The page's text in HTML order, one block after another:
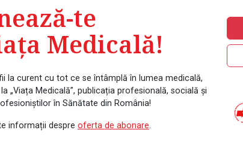
te
Medicală!
la curent cu tot ce se întâmplă în lumea medicală,
„Viața Medicală”, publicația profesională, socială și
în Sănătate din România!
informații despre oferta de abonare.